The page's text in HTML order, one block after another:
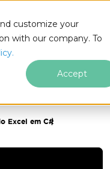
customize your
with our company. To
Accept
Excel em C#